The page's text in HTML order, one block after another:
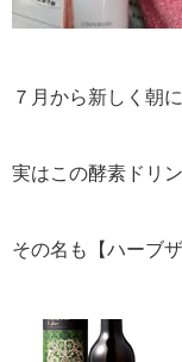
７月から新しく朝
実はこの酵素ドリ
その名も【ハーブザ